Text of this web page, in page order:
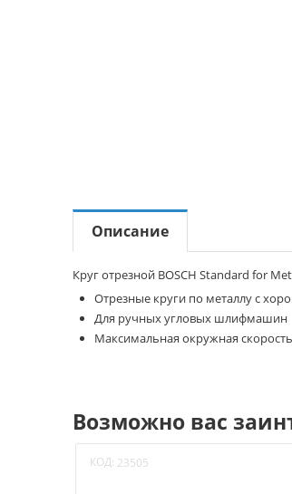
Описание
Круг отрезной BOSCH Standard for
Отрезные круги по металлу с
Для ручных угловых шлифмашин
Максимальная окружная
Возможно вас
КОД: 23505